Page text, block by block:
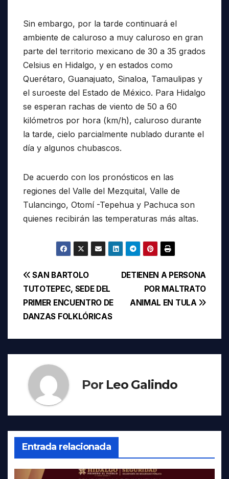
Sin embargo, por la tarde continuará el
ambiente de caluroso a muy caluroso en gran
parte del territorio mexicano de 30 a 35 grados
Celsius en Hidalgo, y en estados como
Querétaro, Guanajuato, Sinaloa, Tamaulipas y
el suroeste del Estado de México. Para Hidalgo
se esperan rachas de viento de 50 a 60
kilómetros por hora (km/h), caluroso durante
la tarde, cielo parcialmente nublado durante el
día y algunos chubascos.
De acuerdo con los pronósticos en las
regiones del Valle del Mezquital, Valle de
Tulancingo, Otomí -Tepehua y Pachuca son
quienes recibirán las temperaturas más altas.
Navegación
de
entradas
DETIENEN A PERSONA
POR MALTRATO
ANIMAL EN TULA
SAN BARTOLO
TUTOTEPEC, SEDE DEL
PRIMER ENCUENTRO DE
DANZAS FOLKLÓRICAS
Por Leo Galindo
Entrada relacionada